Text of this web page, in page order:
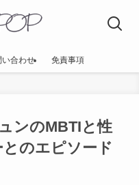
い合わせ 免責事項
ンのMBTIと性
のエピソード